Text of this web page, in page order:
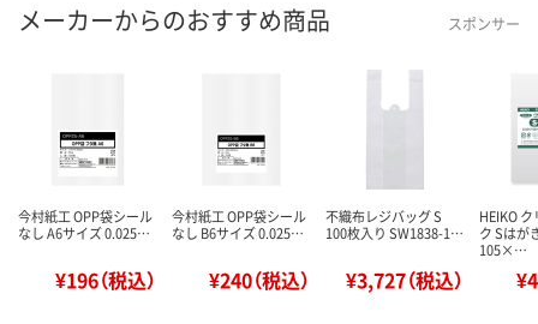
メーカーからのおすすめ商品 スポンサー
今村紙工 OPP袋シール
なし A6サイズ 0.025…
¥196（税込）
今村紙工 OPP袋シール
なし B6サイズ 0.025…
¥240（税込）
不織布レジバッグ S
100枚入り SW1838-1…
¥3,727（税込）
HEIKO
ク Sはが
105×…